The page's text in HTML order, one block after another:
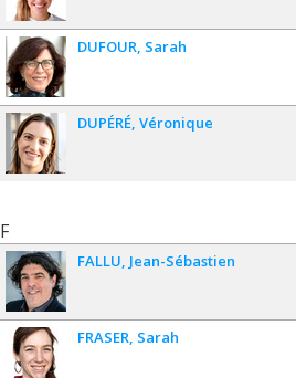
DUFOUR Sarah
DUPÉRÉ Véronique
F
FALLU Jean-Sébastien
FRASER Sarah